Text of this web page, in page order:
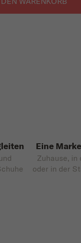
Eine
Zuhause, in
oder in der